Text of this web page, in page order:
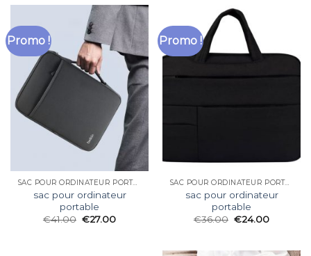
Promo !
SAC POUR ORDINATEUR PORTABLE
sac pour ordinateur
portable
€41.00 €27.00
Promo !
SAC POUR ORDINATEUR PORTABLE
sac pour ordinateur
portable
€36.00 €24.00